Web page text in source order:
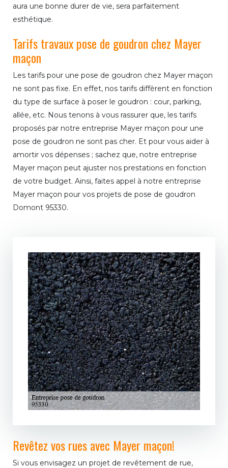
aura une bonne durer de vie, sera parfaitement
esthétique.
Tarifs travaux pose de goudron chez Mayer
maçon
Les tarifs pour une pose de goudron chez Mayer maçon
ne sont pas fixe. En effet, nos tarifs diffèrent en fonction
du type de surface à poser le goudron : cour, parking,
allée, etc. Nous tenons à vous rassurer que, les tarifs
proposés par notre entreprise Mayer maçon pour une
pose de goudron ne sont pas cher. Et pour vous aider à
amortir vos dépenses ; sachez que, notre entreprise
Mayer maçon peut ajuster nos prestations en fonction
de votre budget. Ainsi, faites appel à notre entreprise
Mayer maçon pour vos projets de pose de goudron
Domont 95330.
Revêtez vos rues avec Mayer maçon!
Si vous envisagez un projet de revêtement de rue,